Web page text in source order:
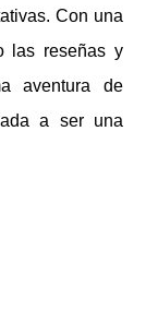
Con una
las reseñas y
aventura de
a ser una